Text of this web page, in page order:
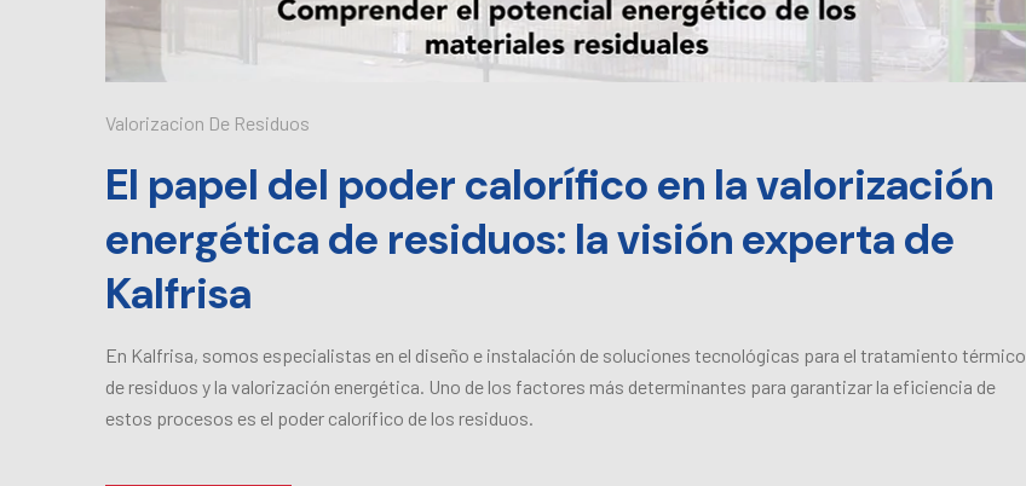
Valorizacion De Residuos
El papel del poder calorífico en la valorización
energética de residuos: la visión experta de
Kalfrisa
En Kalfrisa, somos especialistas en el diseño e instalación de soluciones tecnológicas para el tratamiento térmico
de residuos y la valorización energética. Uno de los factores más determinantes para garantizar la eficiencia de
estos procesos es el poder calorífico de los residuos.